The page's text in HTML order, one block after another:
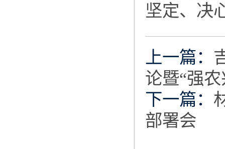
坚定、决
上一篇：
论暨“强
下一篇：
部署会